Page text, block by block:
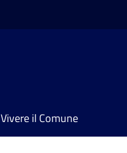
Vivere il Comune